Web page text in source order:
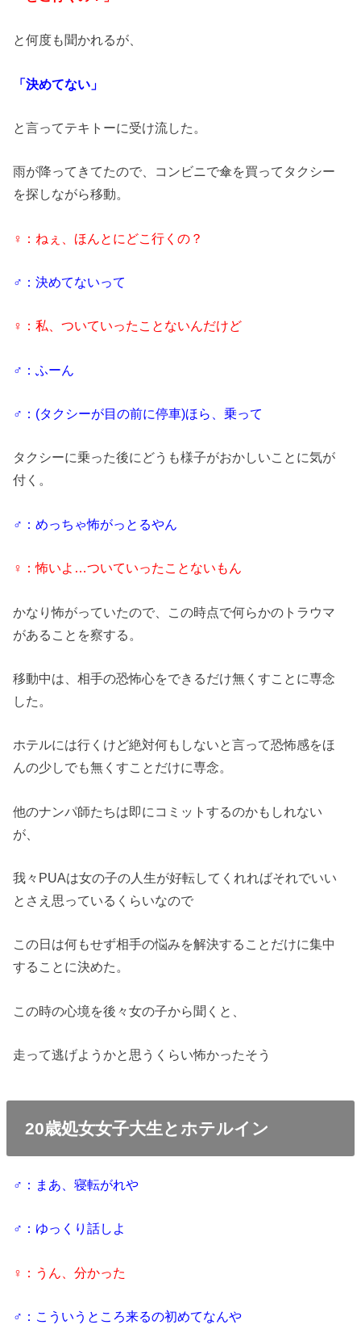
と何度も聞かれるが、
「決めてない」
と言ってテキトーに受け流した。
雨が降ってきてたので、コンビニで傘を買ってタクシー
を探しながら移動。
♀：ねぇ、ほんとにどこ行くの？
♂：決めてないって
♀：私、ついていったことないんだけど
♂：ふーん
♂：(タクシーが目の前に停車)ほら、乗って
タクシーに乗った後にどうも様子がおかしいことに気が
付く。
♂：めっちゃ怖がっとるやん
♀：怖いよ…ついていったことないもん
かなり怖がっていたので、この時点で何らかのトラウマ
があることを察する。
移動中は、相手の恐怖心をできるだけ無くすことに専念
した。
ホテルには行くけど絶対何もしないと言って恐怖感をほ
んの少しでも無くすことだけに専念。
他のナンパ師たちは即にコミットするのかもしれない
が、
我々PUAは女の子の人生が好転してくれればそれでいい
とさえ思っているくらいなので
この日は何もせず相手の悩みを解決することだけに集中
することに決めた。
この時の心境を後々女の子から聞くと、
走って逃げようかと思うくらい怖かったそう
20歳処女女子大生とホテルイン
♂：まあ、寝転がれや
♂：ゆっくり話しよ
♀：うん、分かった
♂：こういうところ来るの初めてなんや